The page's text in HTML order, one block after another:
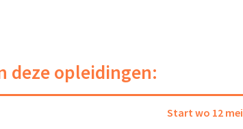
deze opleidingen:
Start wo 12 mei